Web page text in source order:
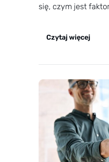
się, czym jest
Czytaj więcej